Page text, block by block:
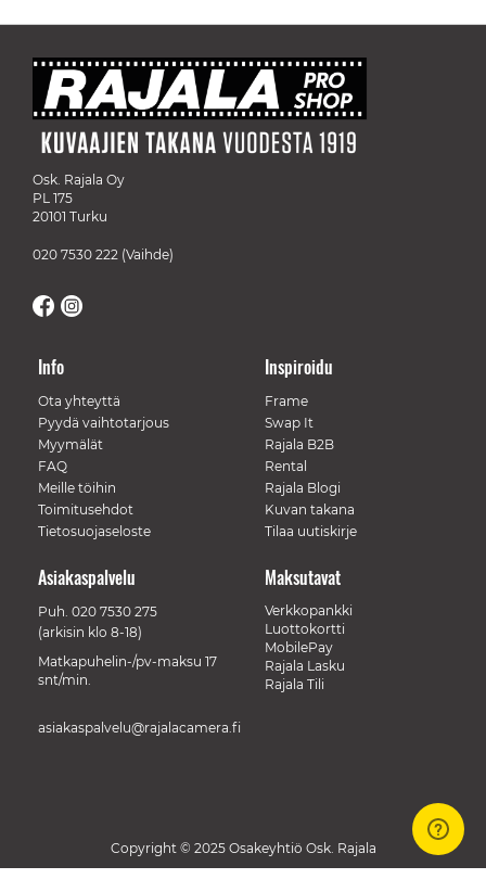
Osk. Rajala Oy
PL 175
20101 Turku
020 7530 222 (Vaihde)
Info
Ota yhteyttä
Pyydä vaihtotarjous
Myymälät
FAQ
Meille töihin
Toimitusehdot
Tietosuojaseloste
Inspiroidu
Frame
Swap It
Rajala B2B
Rental
Rajala Blogi
Kuvan takana
Tilaa uutiskirje
Maksutavat
Verkkopankki
Luottokortti
MobilePay
Rajala Lasku
Rajala Tili
Asiakaspalvelu
Puh. 020 7530 275
(arkisin klo 8-18)
Matkapuhelin-/pv-maksu 17
snt/min.
asiakaspalvelu@rajalacamera.fi
Copyright © 2025 Osakeyhtiö Osk. Rajala